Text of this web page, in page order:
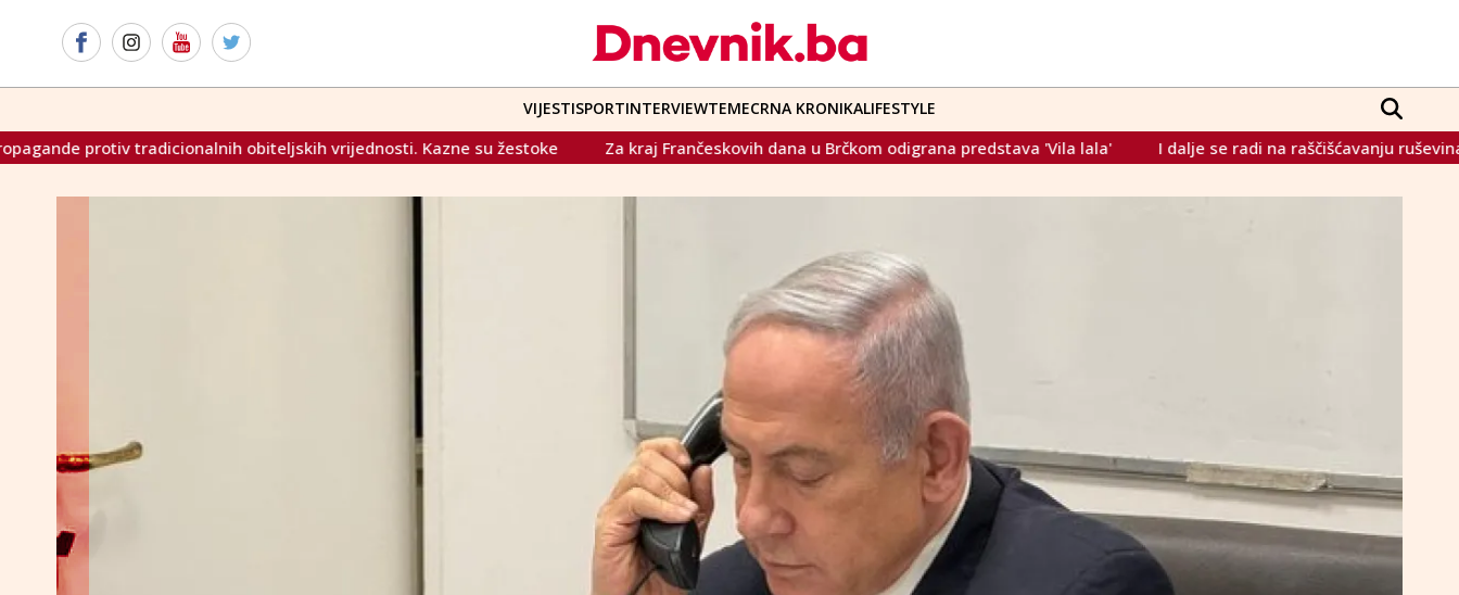
VIJESTISPORTINTERVIEWTEMECRNA KRONIKALIFESTYLE
obiteljskih vrijednosti. Kazne su žestoke Za kraj Frančeskovih dana u Brčkom odigrana predstava 'Vila lala' I dalje se radi na raščišćavanju ruševina u Donjoj Jablanici